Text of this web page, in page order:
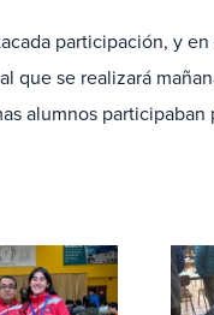
participación, y
que se realizará
alumnos participaban